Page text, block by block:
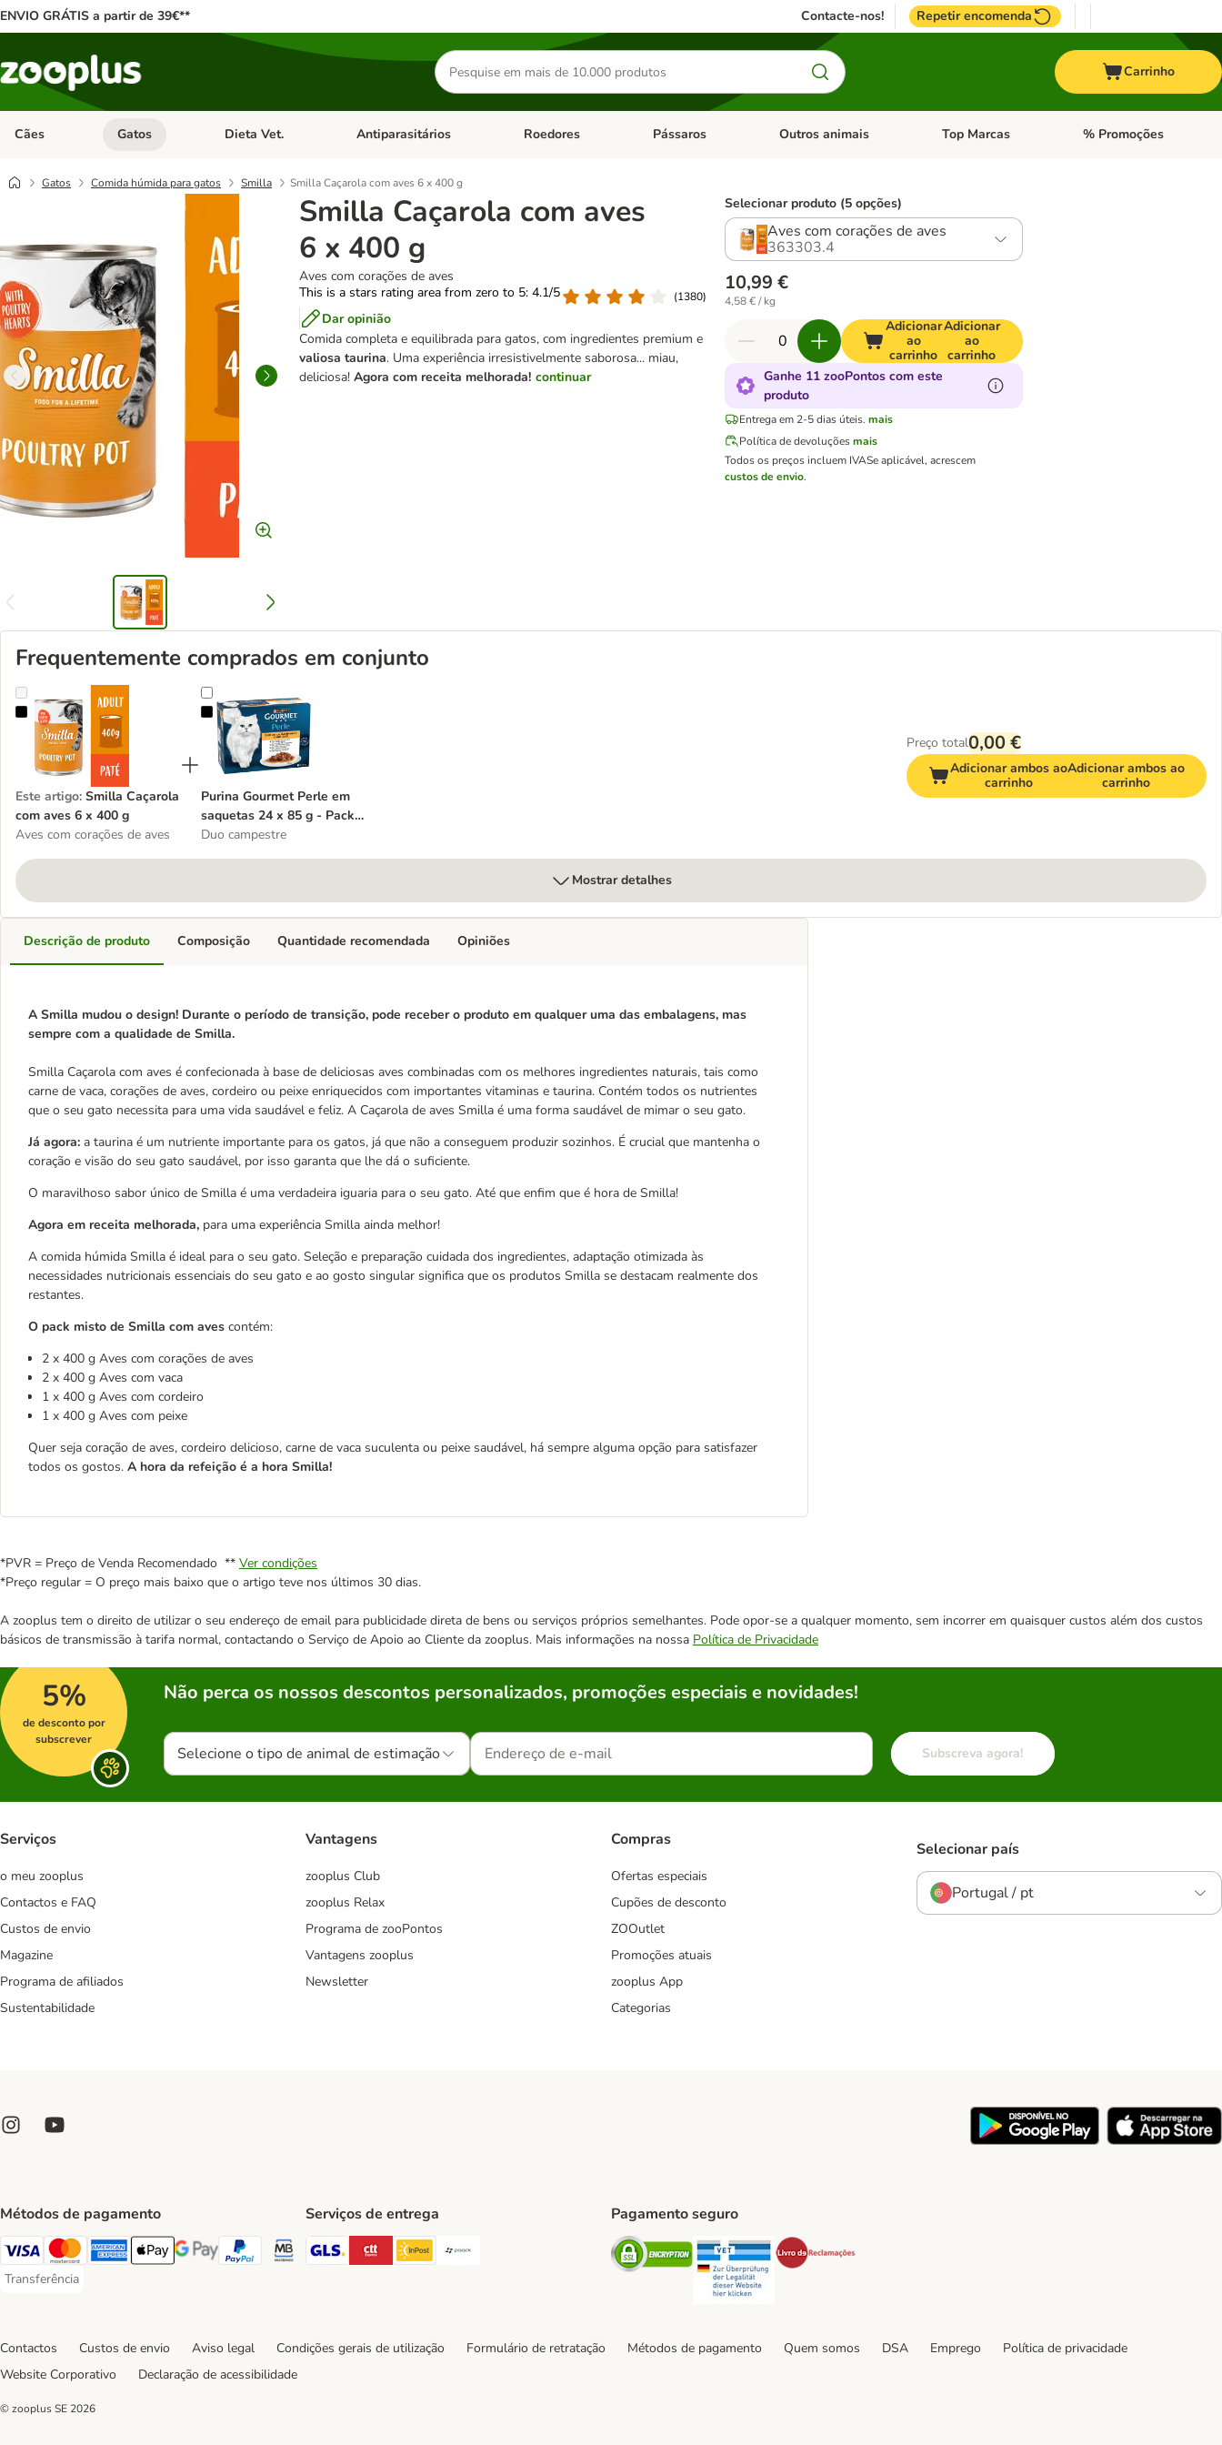
ENVIO GRÁTIS a partir de 39€** Contacte-nos! Repetir encomenda
Pesquisar
produtos
Carrinho
Cães Abrir menu de categoria: Cães
Gatos Abrir menu de categoria: Gatos
Dieta Vet. Abrir menu de categoria: Dieta Vet.
Antiparasitários Abrir menu de categoria: Antiparasitários
Roedores Abrir menu de categoria: Roedores
Pássaros Abrir menu de categoria: Pássaros
Outros animais Abrir menu de categoria: Outros animais
Top Marcas Abrir menu de categoria:
% Promoções
Gatos Comida húmida para gatos Smilla Smilla Caçarola com aves 6 x 400 g
Smilla Caçarola com aves
6 x 400 g
Aves com corações de aves
This is a stars rating area from zero to 5: 4.1/5
(1380)
Dar opinião
Comida completa e equilibrada para gatos, com ingredientes premium e
valiosa taurina. Uma experiência irresistivelmente saborosa... miau,
deliciosa!Agora com receita melhorada! continuar
Selecionar produto (5 opções)
Aves com corações de aves
363303.4
10,99 €
4,58 € / kg
Adicionar
ao
carrinho
Adicionar
ao
carrinho
Ganhe 11 zooPontos com este
produto
Entrega em 2-5 dias úteis. mais
Política de devoluções mais
Todos os preços incluem IVASe aplicável, acrescem
custos de envio.
Frequentemente comprados em conjunto
Smilla Caçarola com aves 6 x 400 g
Este artigo: Smilla Caçarola
com aves 6 x 400 g
Aves com corações de aves
Purina Gourmet Perle em saquetas 24 x 85 g - Pack económico
Purina Gourmet Perle em
saquetas 24 x 85 g - Pack
económico
Duo campestre
Preço total0,00 €
Adicionar ambos ao
carrinho
Adicionar ambos ao
carrinho
Mostrar detalhes
Descrição de produto
A Smilla mudou o design! Durante o período de transição, pode receber o produto em qualquer uma das embalagens, mas
sempre com a qualidade de Smilla.
Smilla Caçarola com aves é confecionada à base de deliciosas aves combinadas com os melhores ingredientes naturais, tais como
carne de vaca, corações de aves, cordeiro ou peixe enriquecidos com importantes vitaminas e taurina. Contém todos os nutrientes
que o seu gato necessita para uma vida saudável e feliz. A Caçarola de aves Smilla é uma forma saudável de mimar o seu gato.
Já agora: a taurina é um nutriente importante para os gatos, já que não a conseguem produzir sozinhos. É crucial que mantenha o
coração e visão do seu gato saudável, por isso garanta que lhe dá o suficiente.
O maravilhoso sabor único de Smilla é uma verdadeira iguaria para o seu gato. Até que enfim que é hora de Smilla!
Agora em receita melhorada, para uma experiência Smilla ainda melhor!
A comida húmida Smilla é ideal para o seu gato. Seleção e preparação cuidada dos ingredientes, adaptação otimizada às
necessidades nutricionais essenciais do seu gato e ao gosto singular significa que os produtos Smilla se destacam realmente dos
restantes.
O pack misto de Smilla com aves contém:
2 x 400 g Aves com corações de aves
2 x 400 g Aves com vaca
1 x 400 g Aves com cordeiro
1 x 400 g Aves com peixe
Quer seja coração de aves, cordeiro delicioso, carne de vaca suculenta ou peixe saudável, há sempre alguma opção para satisfazer
todos os gostos. A hora da refeição é a hora Smilla!
Composição Quantidade recomendada Opiniões
*PVR = Preço de Venda Recomendado ** Ver condições
*Preço regular = O preço mais baixo que o artigo teve nos últimos 30 dias.
A zooplus tem o direito de utilizar o seu endereço de email para publicidade direta de bens ou serviços próprios semelhantes. Pode opor-se a qualquer momento, sem incorrer em quaisquer custos além dos custos
básicos de transmissão à tarifa normal, contactando o Serviço de Apoio ao Cliente da zooplus. Mais informações na nossa Política de Privacidade
5%
de desconto por
subscrever
Não perca os nossos descontos personalizados, promoções especiais e novidades!
Selecione o tipo de animal de estimação Subscreva agora!
Serviços
o meu zooplus
Contactos e FAQ
Custos de envio
Magazine
Programa de afiliados
Sustentabilidade
Vantagens
zooplus Club
zooplus Relax
Programa de zooPontos
Vantagens zooplus
Newsletter
Compras
Ofertas especiais
Cupões de desconto
ZOOutlet
Promoções atuais
zooplus App
Categorias
Selecionar país
Portugal / pt
Métodos de pagamento
Visa Payment Method
Mastercard Payment Method
American Express Payment Method
Apple Pay Payment Method
Google Pay Payment Method
PayPal Payment Method
Multibanco Payment Method
Transferência
Transferência Payment Method
Serviços de entrega
GLS Shipping Method
CTTExpress Shipping Method
InPost Shipping Method
Paack Shipping Method
Pagamento seguro
Security Security
Contactos Custos de envio Aviso legal Condições gerais de utilização Formulário de retratação Métodos de pagamento Quem somos DSA Emprego
Política de privacidade
Website Corporativo
Declaração de acessibilidade
© zooplus SE 2026